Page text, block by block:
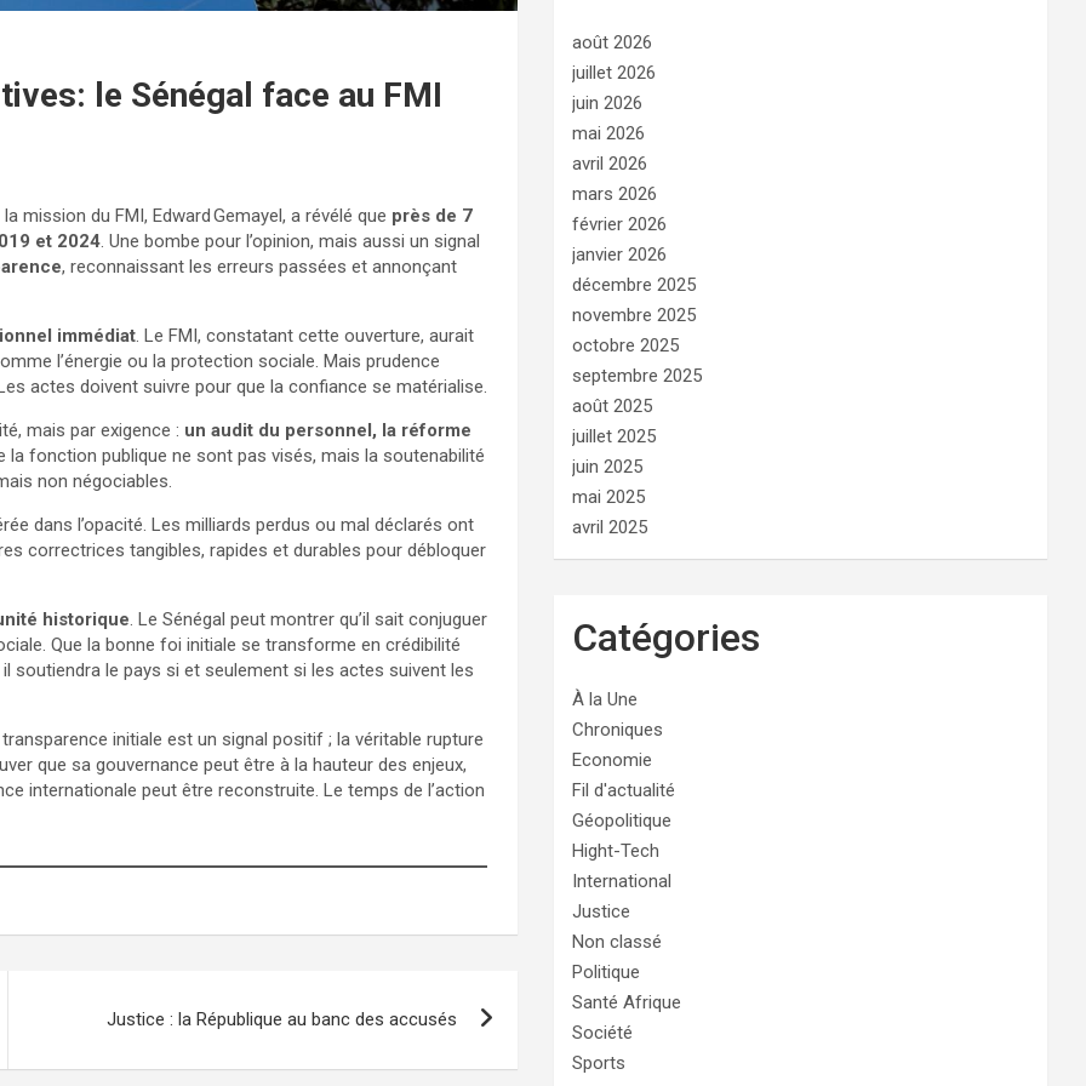
le Sénégal face au FMI
mission du FMI, Edward Gemayel, a révélé que près de 7
et 2024. Une bombe pour l’opinion, mais aussi un signal
, reconnaissant les erreurs passées et annonçant
immédiat. Le FMI, constatant cette ouverture, aurait
l’énergie ou la protection sociale. Mais prudence
actes doivent suivre pour que la confiance se matérialise.
mais par exigence : un audit du personnel, la réforme
la fonction publique ne sont pas visés, mais la soutenabilité
non négociables.
dans l’opacité. Les milliards perdus ou mal déclarés ont
correctrices tangibles, rapides et durables pour débloquer
historique. Le Sénégal peut montrer qu’il sait conjuguer
Que la bonne foi initiale se transforme en crédibilité
soutiendra le pays si et seulement si les actes suivent les
initiale est un signal positif ; la véritable rupture
que sa gouvernance peut être à la hauteur des enjeux,
internationale peut être reconstruite. Le temps de l’action
Justice : la République au banc des accusés
août 2026
juillet 2026
juin 2026
mai 2026
avril 2026
mars 2026
février 2026
janvier 2026
décembre 2025
novembre 2025
octobre 2025
septembre 2025
août 2025
juillet 2025
juin 2025
mai 2025
avril 2025
Catégories
À la Une
Chroniques
Economie
Fil d'actualité
Géopolitique
Hight-Tech
International
Justice
Non classé
Politique
Santé Afrique
Société
Sports